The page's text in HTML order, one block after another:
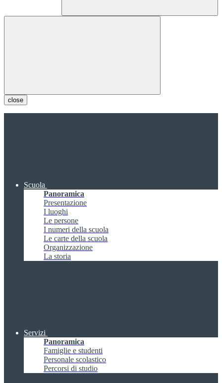
close
Scuola
Panoramica
Presentazione
I luoghi
Le persone
I numeri della scuola
Le carte della scuola
Organizzazione
La storia
Servizi
Panoramica
Famiglie e studenti
Personale scolastico
Percorsi di studio